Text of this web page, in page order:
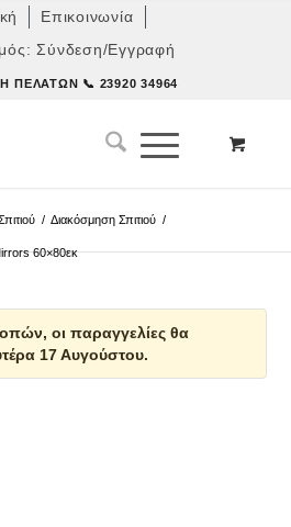
Επικοινωνία
Σύνδεση/Εγγραφή
ΠΕΛΑΤΏΝ 📞 23920 34964
/ Διακόσμηση Σπιτιού /
60×80εκ
οι παραγγελίες θα
17 Αυγούστου.